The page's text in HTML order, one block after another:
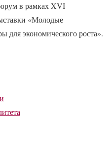
в рамках XVI
«Молодые
для экономического роста».